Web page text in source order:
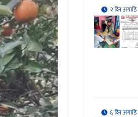
२ दिन अगाडि
६ दिन अगाडि